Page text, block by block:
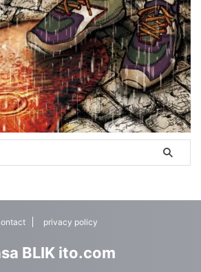
privacy policy
BLIK ito.com